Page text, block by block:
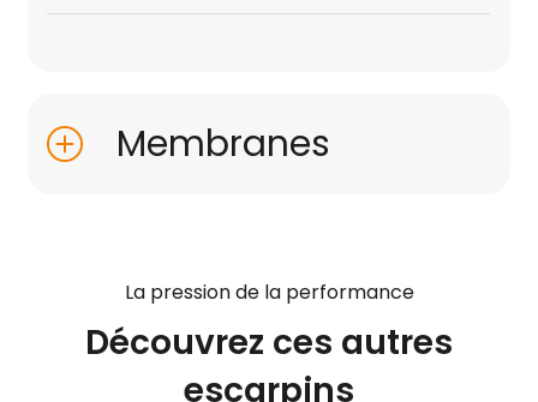
Membranes
La pression de la performance
Découvrez ces autres
escarpins